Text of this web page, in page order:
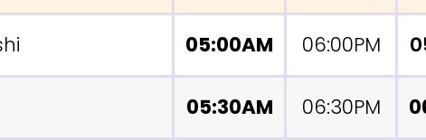
05:00AM 06:00PM
05:30AM 06:30PM